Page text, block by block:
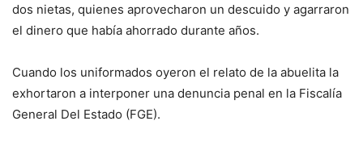
dos nietas, quienes aprovecharon un descuido y agarraron
el dinero que había ahorrado durante años.
Cuando los uniformados oyeron el relato de la abuelita la
exhortaron a interponer una denuncia penal en la Fiscalía
General Del Estado (FGE).